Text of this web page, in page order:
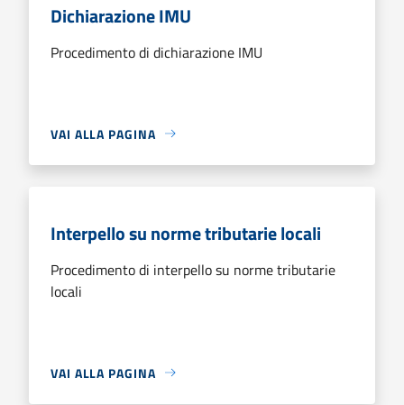
Dichiarazione IMU
Procedimento di dichiarazione IMU
VAI ALLA PAGINA
Interpello su norme tributarie locali
Procedimento di interpello su norme tributarie
locali
VAI ALLA PAGINA